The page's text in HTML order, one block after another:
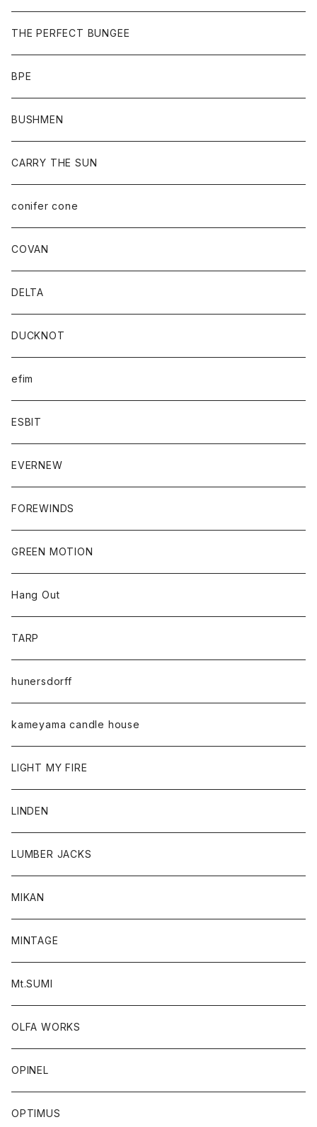
THE PERFECT BUNGEE
BPE
BUSHMEN
CARRY THE SUN
conifer cone
COVAN
DELTA
DUCKNOT
efim
ESBIT
EVERNEW
FOREWINDS
GREEN MOTION
Hang Out
TARP
hunersdorff
kameyama candle house
LIGHT MY FIRE
LINDEN
LUMBER JACKS
MIKAN
MINTAGE
Mt.SUMI
OLFA WORKS
OPINEL
OPTIMUS